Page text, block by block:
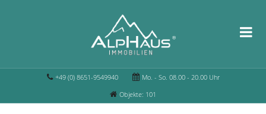
+49 (0) 8651-9549940
Mo. - So. 08.00 - 20.00 Uhr
Objekte: 101